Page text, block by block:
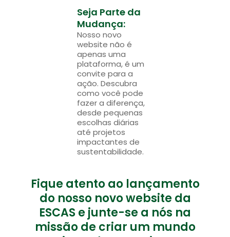
Seja Parte da
Mudança:
Nosso novo
website não é
apenas uma
plataforma, é um
convite para a
ação. Descubra
como você pode
fazer a diferença,
desde pequenas
escolhas diárias
até projetos
impactantes de
sustentabilidade.
Fique atento ao lançamento
do nosso novo website da
ESCAS e junte-se a nós na
missão de criar um mundo